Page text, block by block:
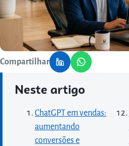
Compartilhar
Neste artigo
ChatGPT em vendas:
aumentando
conversões e